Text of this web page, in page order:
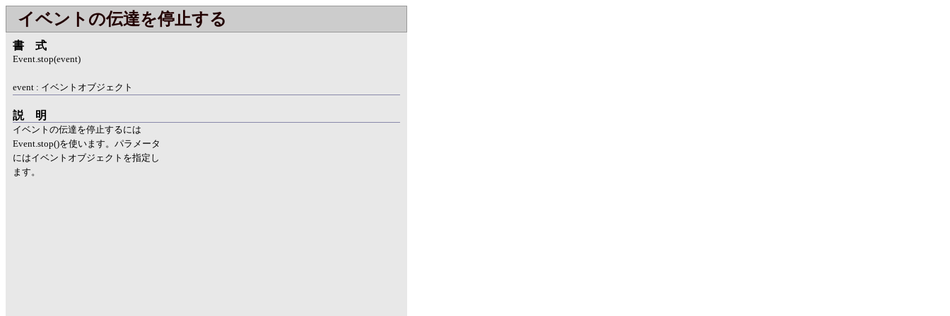
イベントの伝達を停止する
書式
Event.stop(event)
event : イベントオブジェクト
説明
イベントの伝達を停止するには
Event.stop()を使います。パラメータ
にはイベントオブジェクトを指定し
ます。